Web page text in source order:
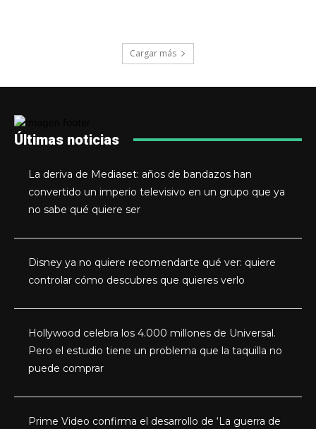
Cargar más
Últimas noticias
La deriva de Mediaset: años de bandazos han
convertido un imperio televisivo en un grupo que ya
no sabe qué quiere ser
Disney ya no quiere recomendarte qué ver: quiere
controlar cómo descubres que quieres verlo
Hollywood celebra los 4.000 millones de Universal.
Pero el estudio tiene un problema que la taquilla no
puede comprar
Prime Video confirma el desarrollo de ‘La guerra de